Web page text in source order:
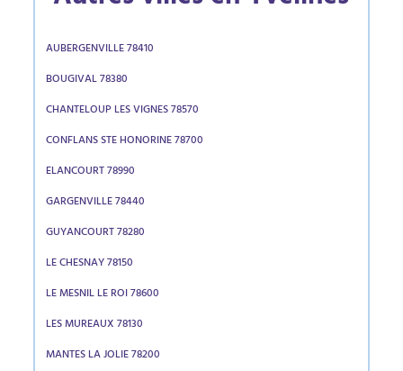
AUBERGENVILLE 78410
BOUGIVAL 78380
CHANTELOUP LES VIGNES 78570
CONFLANS STE HONORINE 78700
ELANCOURT 78990
GARGENVILLE 78440
GUYANCOURT 78280
LE CHESNAY 78150
LE MESNIL LE ROI 78600
LES MUREAUX 78130
MANTES LA JOLIE 78200